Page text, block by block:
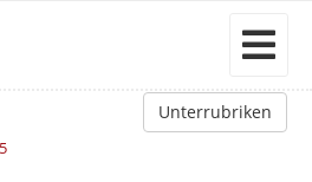
Unterrubriken